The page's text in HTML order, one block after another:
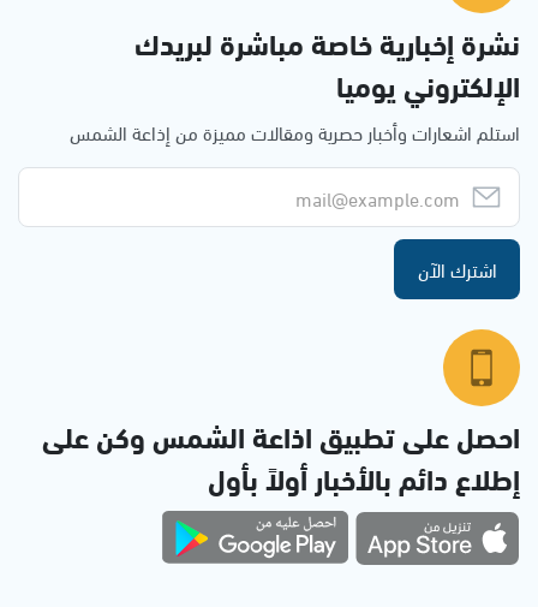
نشرة إخبارية خاصة مباشرة لبريدك
الإلكتروني يوميا
استلم اشعارات وأخبار حصرية ومقالات مميزة من إذاعة الشمس
اشترك الآن
احصل على تطبيق اذاعة الشمس وكن على
إطلاع دائم بالأخبار أولاً بأول